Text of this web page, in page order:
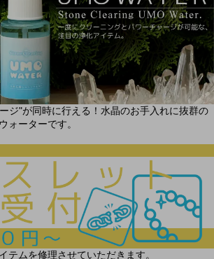
ジ"が同時に行える！水晶のお手入れに抜群の
ォーターです。
テムを修理させていただきます。